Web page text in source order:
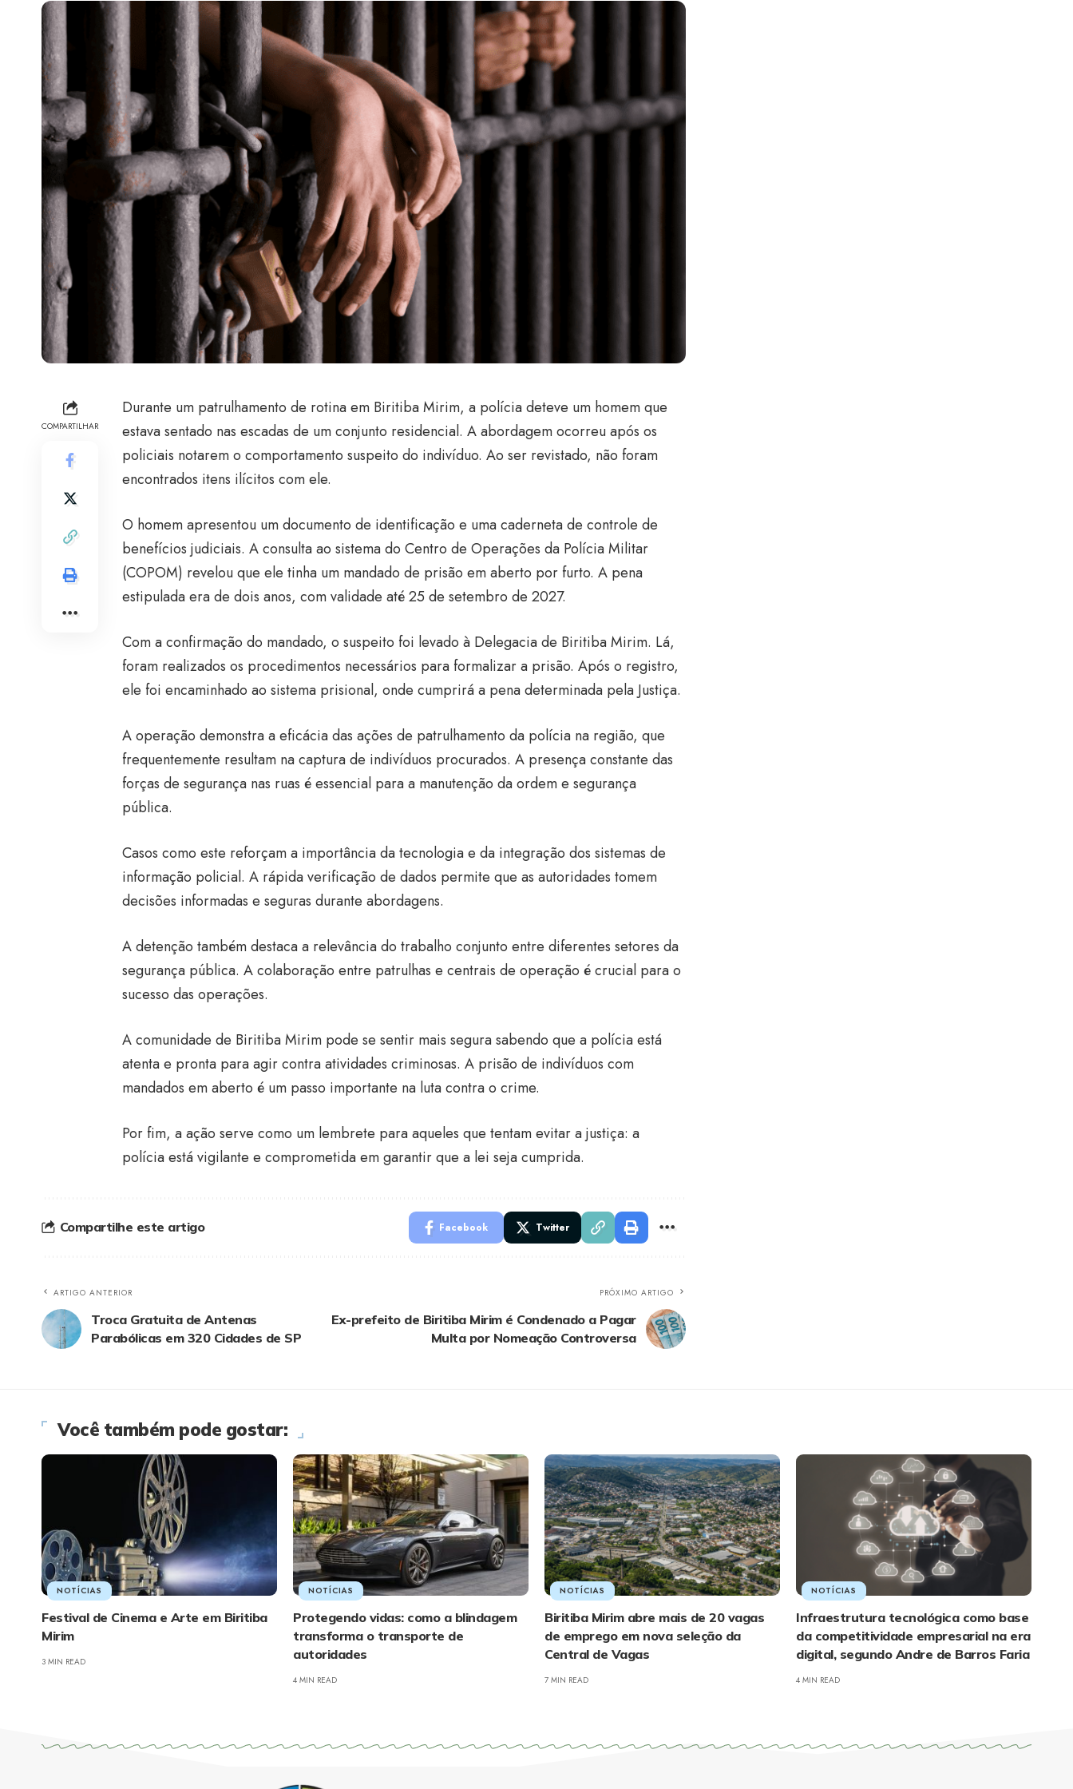
COMPARTILHAR
Durante um patrulhamento de rotina em Biritiba Mirim, a polícia deteve um homem que
estava sentado nas escadas de um conjunto residencial. A abordagem ocorreu após os
policiais notarem o comportamento suspeito do indivíduo. Ao ser revistado, não foram
encontrados itens ilícitos com ele.
O homem apresentou um documento de identificação e uma caderneta de controle de
benefícios judiciais. A consulta ao sistema do Centro de Operações da Polícia Militar
(COPOM) revelou que ele tinha um mandado de prisão em aberto por furto. A pena
estipulada era de dois anos, com validade até 25 de setembro de 2027.
Com a confirmação do mandado, o suspeito foi levado à Delegacia de Biritiba Mirim. Lá,
foram realizados os procedimentos necessários para formalizar a prisão. Após o registro,
ele foi encaminhado ao sistema prisional, onde cumprirá a pena determinada pela Justiça.
A operação demonstra a eficácia das ações de patrulhamento da polícia na região, que
frequentemente resultam na captura de indivíduos procurados. A presença constante das
forças de segurança nas ruas é essencial para a manutenção da ordem e segurança
pública.
Casos como este reforçam a importância da tecnologia e da integração dos sistemas de
informação policial. A rápida verificação de dados permite que as autoridades tomem
decisões informadas e seguras durante abordagens.
A detenção também destaca a relevância do trabalho conjunto entre diferentes setores da
segurança pública. A colaboração entre patrulhas e centrais de operação é crucial para o
sucesso das operações.
A comunidade de Biritiba Mirim pode se sentir mais segura sabendo que a polícia está
atenta e pronta para agir contra atividades criminosas. A prisão de indivíduos com
mandados em aberto é um passo importante na luta contra o crime.
Por fim, a ação serve como um lembrete para aqueles que tentam evitar a justiça: a
polícia está vigilante e comprometida em garantir que a lei seja cumprida.
Compartilhe este artigo Facebook Twitter
ARTIGO ANTERIOR
Troca Gratuita de Antenas
Parabólicas em 320 Cidades de SP
PRÓXIMO ARTIGO
Ex-prefeito de Biritiba Mirim é Condenado a Pagar
Multa por Nomeação Controversa
Você também pode gostar:
NOTÍCIAS
Festival de Cinema e Arte em Biritiba
Mirim
3 MIN READ
NOTÍCIAS
Protegendo vidas: como a blindagem
transforma o transporte de
autoridades
4 MIN READ
NOTÍCIAS
Biritiba Mirim abre mais de 20 vagas
de emprego em nova seleção da
Central de Vagas
7 MIN READ
NOTÍCIAS
Infraestrutura tecnológica como base
da competitividade empresarial na era
digital, segundo Andre de Barros Faria
4 MIN READ